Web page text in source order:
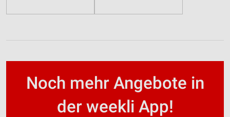
Noch mehr Angebote in
der weekli App!